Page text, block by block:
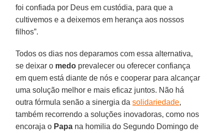
foi confiada por Deus em custódia, para que a
cultivemos e a deixemos em herança aos nossos
filhos”.
Todos os dias nos deparamos com essa alternativa,
se deixar o medo prevalecer ou oferecer confiança
em quem está diante de nós e cooperar para alcançar
uma solução melhor e mais eficaz juntos. Não há
outra fórmula senão a sinergia dasolidariedade,
também recorrendo a soluções inovadoras, como nos
encoraja o Papa na homilia do Segundo Domingo de